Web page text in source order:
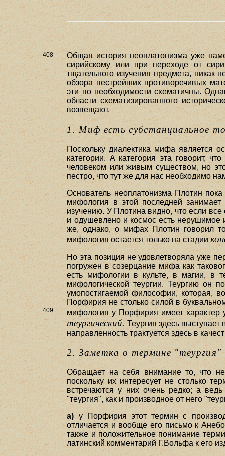
408
Общая история неоплатонизма уже
сирийскому или при переходе от
тщательного изучения предмета, никак
обзора пестрейших противоречивых
эти по необходимости схематичны.
области схематизированного
возвещают.
1. Миф есть субстанциальное
Поскольку диалектика мифа является
категории. А категория эта говорит,
человеком или живым существом, но
пестро, что тут же для нас необходимо
Основатель неоплатонизма Плотин
мифология в этой последней
изучению. У Плотина видно, что если все
и одушевлено и космос есть
же, однако, о мифах Плотин говорил
мифология остается только на стадии
Но эта позиция не удовлетворяла уже
погружен в созерцание мифа как
есть мифологии в культе, в магии, в
мифологической теургии. Теургию он
умопостигаемой философии, которая,
Порфирия не столько силой в
мифология у Порфирия имеет характер
409
теургический. Теургия здесь
направленность трактуется здесь в
2. Заметка о термине "теургия"
Обращает на себя внимание то, что
поскольку их интересует не столько
встречаются у них очень редко; а
"теургия", как и производное от него
а) у Порфирия этот термин с
отличается и вообще его письмо к
также и положительное понимание
латинский комментарий Г.Вольфа к его